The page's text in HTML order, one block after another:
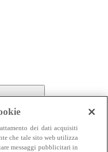
dei dati acquisiti
che tale sito web utilizza
messaggi pubblicitari in